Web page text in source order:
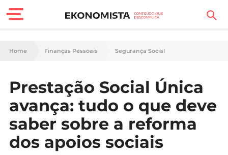
Finanças Pessoais
Carreira
Casa
Lifestyle
Home Finanças Pessoais Segurança Social
Prestação Social Única
avança: tudo o que deve
saber sobre a reforma
dos apoios sociais